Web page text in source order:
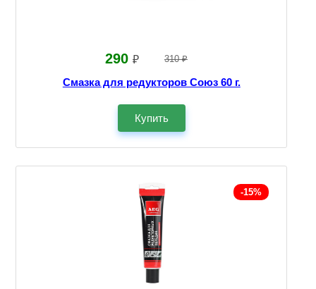
290 ₽ 310 ₽
Смазка для редукторов Союз 60 г.
Купить
-15%